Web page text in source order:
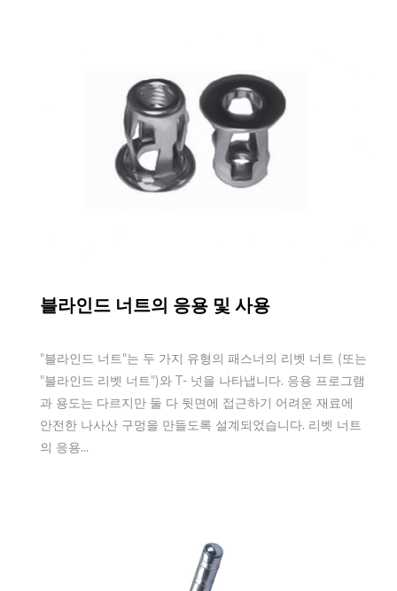
블라인드 너트의 응용 및 사용
"블라인드 너트"는 두 가지 유형의 패스너의 리벳 너트 (또는
"블라인드 리벳 너트")와 T- 넛을 나타냅니다. 응용 프로그램
과 용도는 다르지만 둘 다 뒷면에 접근하기 어려운 재료에
안전한 나사산 구멍을 만들도록 설계되었습니다. 리벳 너트
의 응용...